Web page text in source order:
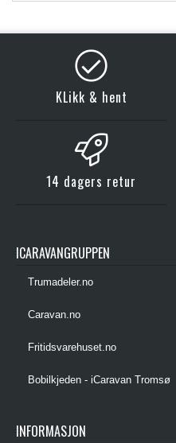
KLikk & hent
14 dagers retur
ICARAVANGRUPPEN
Trumadeler.no
Caravan.no
Fritidsvarehuset.no
Bobilkjeden - iCaravan Tromsø
INFORMASJON